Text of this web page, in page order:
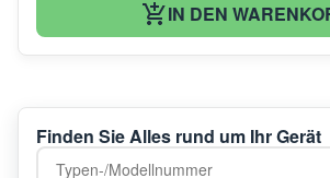
IN DEN
Finden Sie Alles rund um Ihr Gerät